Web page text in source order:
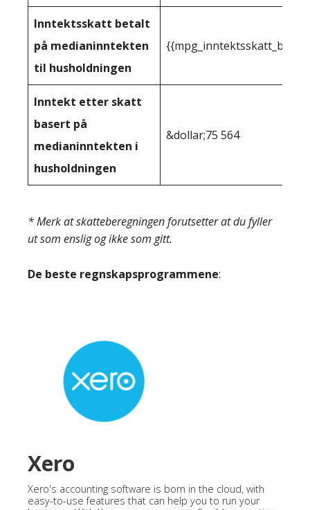
Inntektsskatt betalt
på medianinntekten
til husholdningen
Inntekt etter skatt
basert på
medianinntekten i
husholdningen
&dollar;75 564
* Merk at skatteberegningen forutsetter at du fyller
ut som enslig og ikke som gitt.
De beste regnskapsprogrammene:
Xero
Xero's accounting software is born in the cloud, with
easy-to-use features that can help you to run your